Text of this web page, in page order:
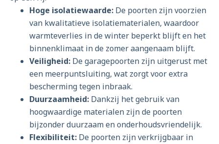
Hoge isolatiewaarde: De poorten zijn voorzien
van kwalitatieve isolatiematerialen, waardoor
warmteverlies in de winter beperkt blijft en het
binnenklimaat in de zomer aangenaam blijft.
Veiligheid: De garagepoorten zijn uitgerust met
een meerpuntsluiting, wat zorgt voor extra
bescherming tegen inbraak.
Duurzaamheid: Dankzij het gebruik van
hoogwaardige materialen zijn de poorten
bijzonder duurzaam en onderhoudsvriendelijk.
Flexibiliteit: De poorten zijn verkrijgbaar in